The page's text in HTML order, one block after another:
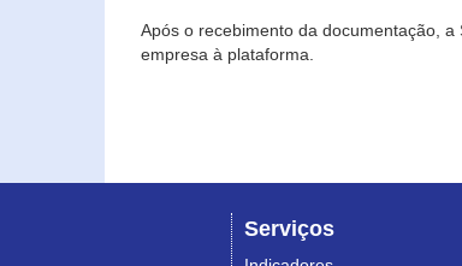
Após o recebimento da documentação,
empresa à plataforma.
Serviços